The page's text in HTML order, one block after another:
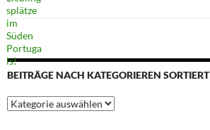
BEITRÄGE NACH KATEGORIEREN SORTIERT
Beiträge
nach